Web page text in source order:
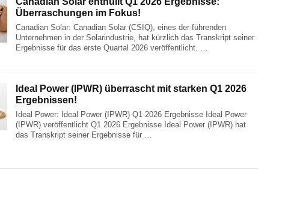
Überraschungen im Fokus!
Canadian Solar: Canadian Solar (CSIQ), eines der führenden
Unternehmen in der Solarindustrie, hat kürzlich das Transkript seiner
Ergebnisse für das erste Quartal 2026 veröffentlicht. …
Ideal Power (IPWR) überrascht mit starken Q1 2026
Ergebnissen!
Ideal Power: Ideal Power (IPWR) Q1 2026 Ergebnisse Ideal Power
(IPWR) veröffentlicht Q1 2026 Ergebnisse Ideal Power (IPWR) hat
das Transkript seiner Ergebnisse für …